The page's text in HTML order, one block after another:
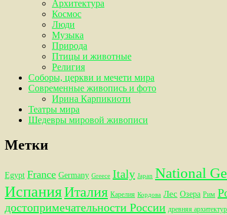
Архитектура
Космос
Люди
Музыка
Природа
Птицы и животные
Религия
Соборы, церкви и мечети мира
Современные живопись и фото
Ирина Карпикиоти
Театры мира
Шедевры мировой живописи
Метки
Egypt France Germany Greece Italy Japan National
ИспанияИталия Карелия Кордова Лес Озера Рим
достопримечательности России древняя